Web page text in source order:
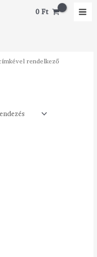
0Ft
rendelkező